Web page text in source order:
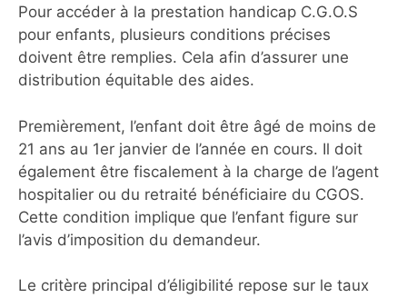
Pour accéder à la prestation handicap C.G.O.S
pour enfants, plusieurs conditions précises
doivent être remplies. Cela afin d’assurer une
distribution équitable des aides.
Premièrement, l’enfant doit être âgé de moins de
21 ans au 1er janvier de l’année en cours. Il doit
également être fiscalement à la charge de l’agent
hospitalier ou du retraité bénéficiaire du CGOS.
Cette condition implique que l’enfant figure sur
l’avis d’imposition du demandeur.
Le critère principal d’éligibilité repose sur le taux